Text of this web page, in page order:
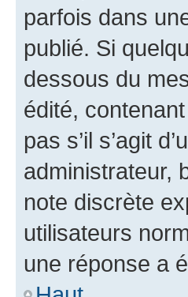
parfois dans
publié. Si
dessous du
édité,
pas s’il s’agit
administrateur,
note discrète
utilisateurs
une réponse a